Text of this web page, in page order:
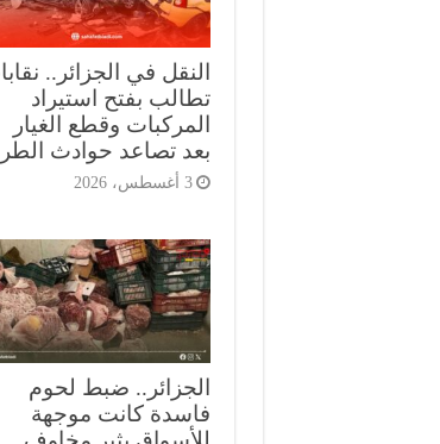
النقل في الجزائر..
تطالب بفتح استيراد
المركبات وقطع الغيار
بعد تصاعد حوادث
3 أغسطس، 2026
الجزائر.. ضبط لحوم
فاسدة كانت موجهة